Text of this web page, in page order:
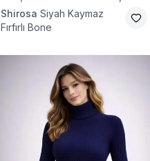
Shirosa Siyah Kaymaz
Fırfırlı Bone